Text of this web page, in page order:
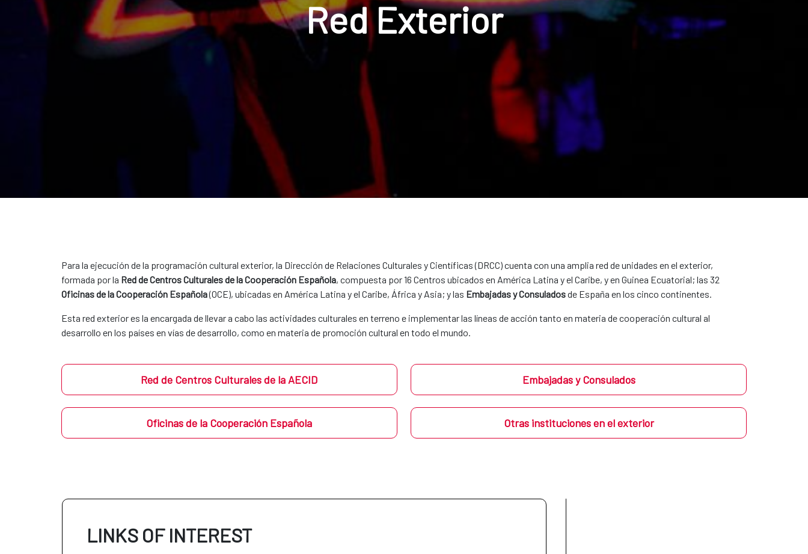
Red Exterior
Para la ejecución de la programación cultural exterior, la Dirección de Relaciones Culturales y Científicas (DRCC) cuenta con una amplia red de unidades en el exterior,
formada por la Red de Centros Culturales de la Cooperación Española, compuesta por 16 Centros ubicados en América Latina y el Caribe, y en Guinea Ecuatorial; las 32
Oficinas de la Cooperación Española(OCE), ubicadas en América Latina y el Caribe, África y Asia; y las Embajadas y Consuladosde España en los cinco continentes.
Esta red exterior es la encargada de llevar a cabo las actividades culturales en terreno e implementar las líneas de acción tanto en materia de cooperación cultural al
desarrollo en los países en vías de desarrollo, como en materia de promoción cultural en todo el mundo.
Red de Centros Culturales de la AECID Embajadas y Consulados
Oficinas de la Cooperación Española Otras instituciones en el exterior
LINKS OF INTEREST